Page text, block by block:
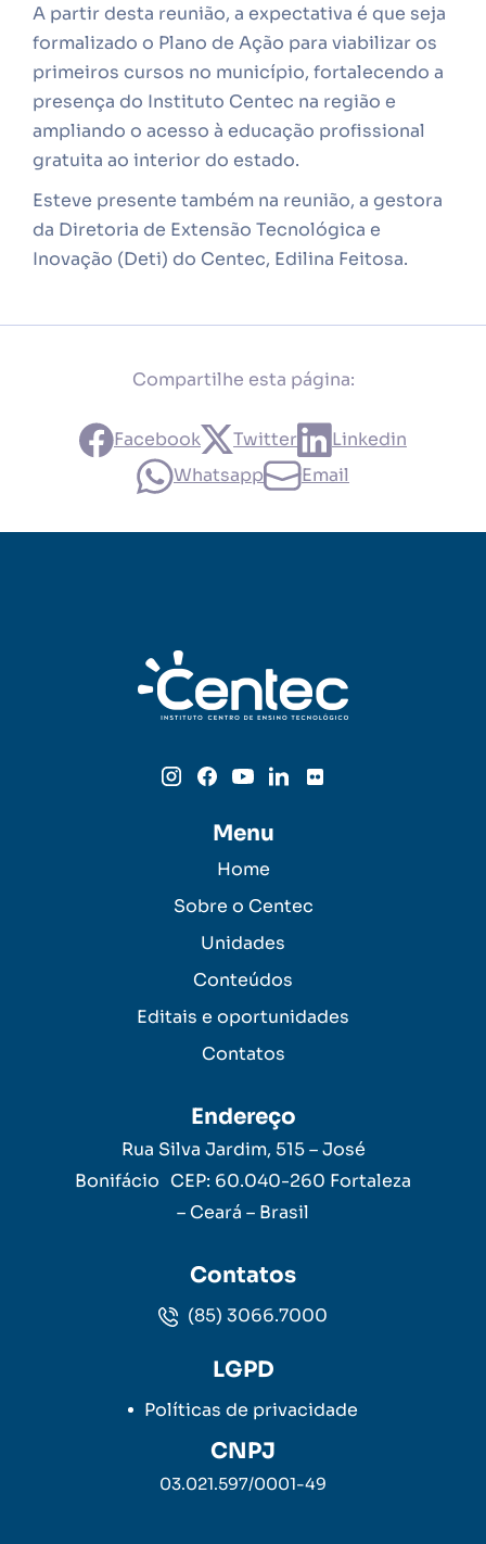
A partir desta reunião, a expectativa é que seja
formalizado o Plano de Ação para viabilizar os
primeiros cursos no município, fortalecendo a
presença do Instituto Centec na região e
ampliando o acesso à educação profissional
gratuita ao interior do estado.
Esteve presente também na reunião, a gestora
da Diretoria de Extensão Tecnológica e
Inovação (Deti) do Centec, Edilina Feitosa.
Compartilhe esta página:
Facebook Twitter
Linkedin
Whatsapp
Email
Menu
Home
Sobre o Centec
Unidades
Conteúdos
Editais e oportunidades
Contatos
Endereço
Rua Silva Jardim, 515 – José
Bonifácio CEP: 60.040-260 Fortaleza
– Ceará – Brasil
Contatos
(85) 3066.7000
LGPD
Políticas de privacidade
CNPJ
03.021.597/0001-49